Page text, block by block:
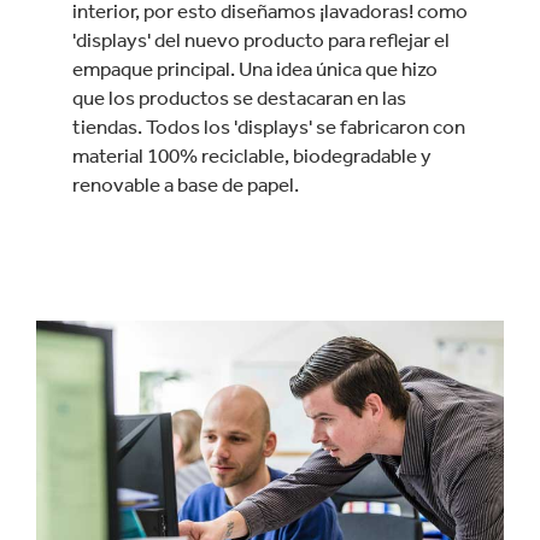
interior, por esto diseñamos ¡lavadoras! como
'displays' del nuevo producto para reflejar el
empaque principal. Una idea única que hizo
que los productos se destacaran en las
tiendas. Todos los 'displays' se fabricaron con
material 100% reciclable, biodegradable y
renovable a base de papel.